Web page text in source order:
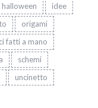
halloween
idee
origami
fatti a mano
schemi
uncinetto